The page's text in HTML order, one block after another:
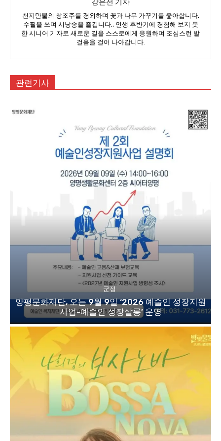
강은선 기자
천지만물의 창조주를 경외하며 꽃과 나무 가꾸기를 좋아합니다.
수필을 쓰며 시낭송을 즐깁니다., 인생 후반기에 경험해 보지 못
한 시니어 기자로 새로운 길을 스스로에게 응원하며 조심스런 발
걸음을 걸어 나아갑니다.
관련기사
군정
양평문화재단, 오는 9월 9일 ‘2026 예술인 성장지원
사업-예술인 성장살롱’ 운영